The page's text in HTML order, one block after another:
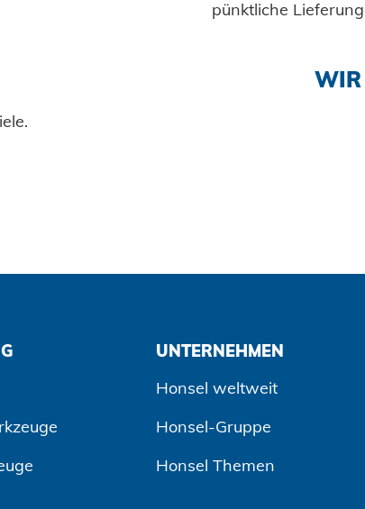
pünktliche
WIR
UNTERNEHMEN
Honsel weltweit
Honsel-Gruppe
Honsel Themen